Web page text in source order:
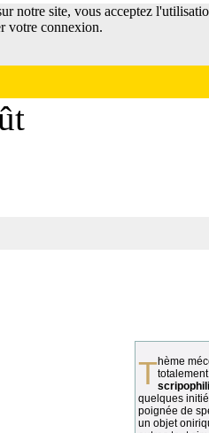
notre site, vous acceptez
votre connexion.
Thème méconnu des collectionneurs et
quelques
poignée de
un objet